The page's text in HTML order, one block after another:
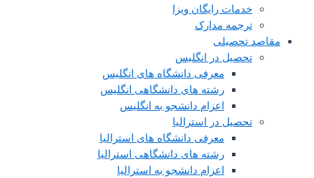
خدمات رایگان ویزا
ترجمه مدارک
مقاصد تحصیلی
تحصیل در انگلیس
معرفی دانشگاه های انگلیس
رشته های دانشگاهی انگلیس
اعزام دانشجو به انگلیس
تحصیل در استرالیا
معرفی دانشگاه های استرالیا
رشته های دانشگاهی استرالیا
اعزام دانشجو به استرالیا